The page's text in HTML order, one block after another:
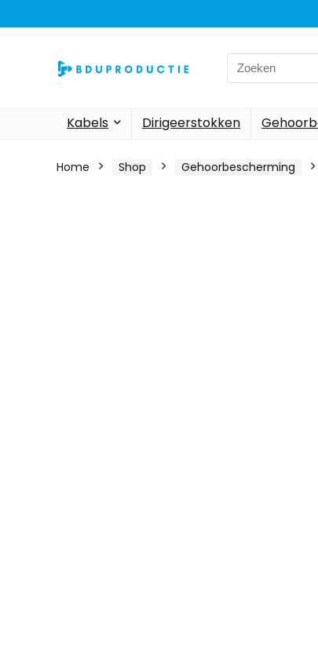
Search
for:
Kabels Dirigeerstokken
Home Shop Gehoorbescherming